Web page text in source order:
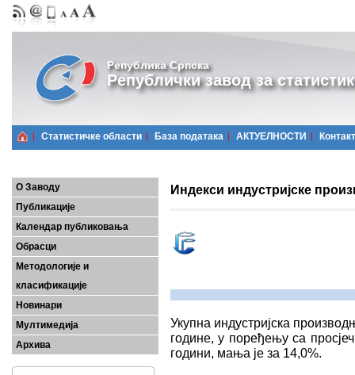
Република Српска
Републички завод за
Статистичке области Базa података АКТУЕЛНОСТИ Контакт
О Заводу
Публикације
Календар публиковања
Обрасци
Методологије и
класификације
Новинари
Мултимедија
Архива
Индекси индустријске
Укупна индустријска
године, у поређењу са
години, мања је за 14,0%.